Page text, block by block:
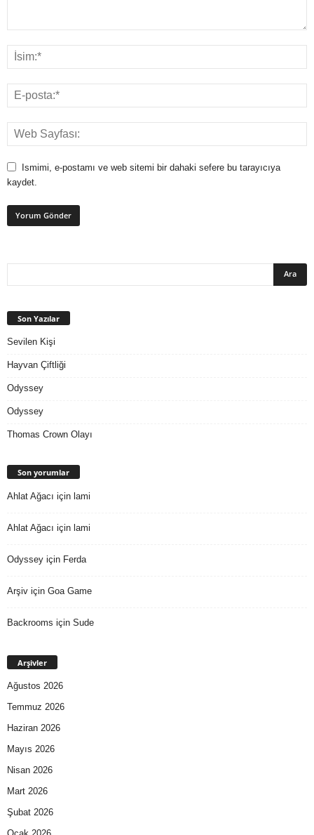
Ismimi, e-postamı ve web sitemi bir dahaki sefere bu tarayıcıya
kaydet.
Son Yazılar
Sevilen Kişi
Hayvan Çiftliği
Odyssey
Odyssey
Thomas Crown Olayı
Son yorumlar
Ahlat Ağacı için lami
Ahlat Ağacı için lami
Odyssey için Ferda
Arşiv için Goa Game
Backrooms için Sude
Arşivler
Ağustos 2026
Temmuz 2026
Haziran 2026
Mayıs 2026
Nisan 2026
Mart 2026
Şubat 2026